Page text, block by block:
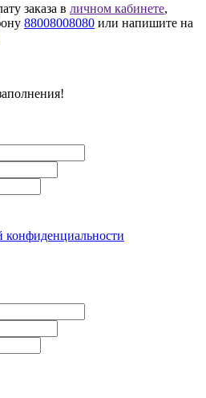
заказа в личном кабинете,
88008008080 или напишите на
конфиденциальности